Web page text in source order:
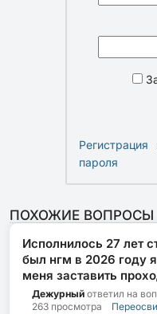
Регистрация
пароля
ПОХОЖИЕ ВОПРОСЫ
Исполнилось 27 лет
был нгм в 2026 году
меня заставить
Дежурный ответил на
263 просмотра